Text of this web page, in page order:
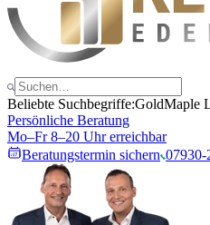
Beliebte Suchbegriffe:GoldMaple
Persönliche Beratung
Mo–Fr 8–20 Uhr erreichbar
Beratungstermin sichern 07930-